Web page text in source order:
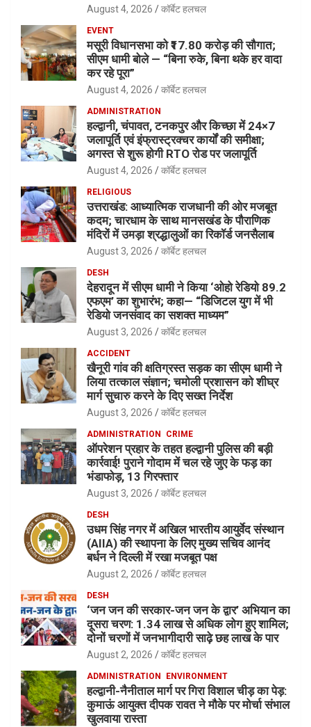
August 4, 2026 कॉर्बेट हलचल
EVENT
मसूरी विधानसभा को ₹17.80 करोड़ की सौगात;
सीएम धामी बोले — “बिना रुके, बिना थके हर वादा
कर रहे पूरा”
August 4, 2026 कॉर्बेट हलचल
ADMINISTRATION
हल्द्वानी, चंपावत, टनकपुर और किच्छा में 24×7
जलापूर्ति एवं इंफ्रास्ट्रक्चर कार्यों की समीक्षा;
अगस्त से शुरू होगी RTO रोड पर जलापूर्ति
August 4, 2026 कॉर्बेट हलचल
RELIGIOUS
उत्तराखंड: आध्यात्मिक राजधानी की ओर मजबूत
कदम; चारधाम के साथ मानसखंड के पौराणिक
मंदिरों में उमड़ा श्रद्धालुओं का रिकॉर्ड जनसैलाब
August 3, 2026 कॉर्बेट हलचल
DESH
देहरादून में सीएम धामी ने किया ‘ओहो रेडियो 89.2
एफएम’ का शुभारंभ; कहा— “डिजिटल युग में भी
रेडियो जनसंवाद का सशक्त माध्यम”
August 3, 2026 कॉर्बेट हलचल
ACCIDENT
खैनूरी गांव की क्षतिग्रस्त सड़क का सीएम धामी ने
लिया तत्काल संज्ञान; चमोली प्रशासन को शीघ्र
मार्ग सुचारु करने के दिए सख्त निर्देश
August 3, 2026 कॉर्बेट हलचल
ADMINISTRATION CRIME
ऑपरेशन प्रहार के तहत हल्द्वानी पुलिस की बड़ी
कार्रवाई! पुराने गोदाम में चल रहे जुए के फड़ का
भंडाफोड़, 13 गिरफ्तार
August 3, 2026 कॉर्बेट हलचल
DESH
उधम सिंह नगर में अखिल भारतीय आयुर्वेद संस्थान
(AIIA) की स्थापना के लिए मुख्य सचिव आनंद
बर्धन ने दिल्ली में रखा मजबूत पक्ष
August 2, 2026 कॉर्बेट हलचल
DESH
‘जन जन की सरकार-जन जन के द्वार’ अभियान का
दूसरा चरण: 1.34 लाख से अधिक लोग हुए शामिल;
दोनों चरणों में जनभागीदारी साढ़े छह लाख के पार
August 2, 2026 कॉर्बेट हलचल
ADMINISTRATION ENVIRONMENT
हल्द्वानी-नैनीताल मार्ग पर गिरा विशाल चीड़ का पेड़:
कुमाऊं आयुक्त दीपक रावत ने मौके पर मोर्चा संभाल
खुलवाया रास्ता